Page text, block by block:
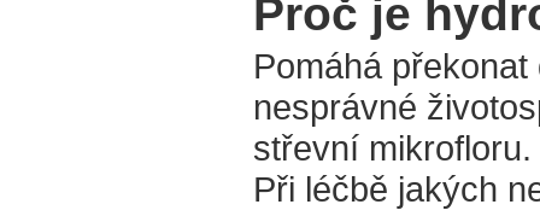
Proč je
Pomáhá
nesprávné
střevní mikrofloru.
Při léčbě jakých